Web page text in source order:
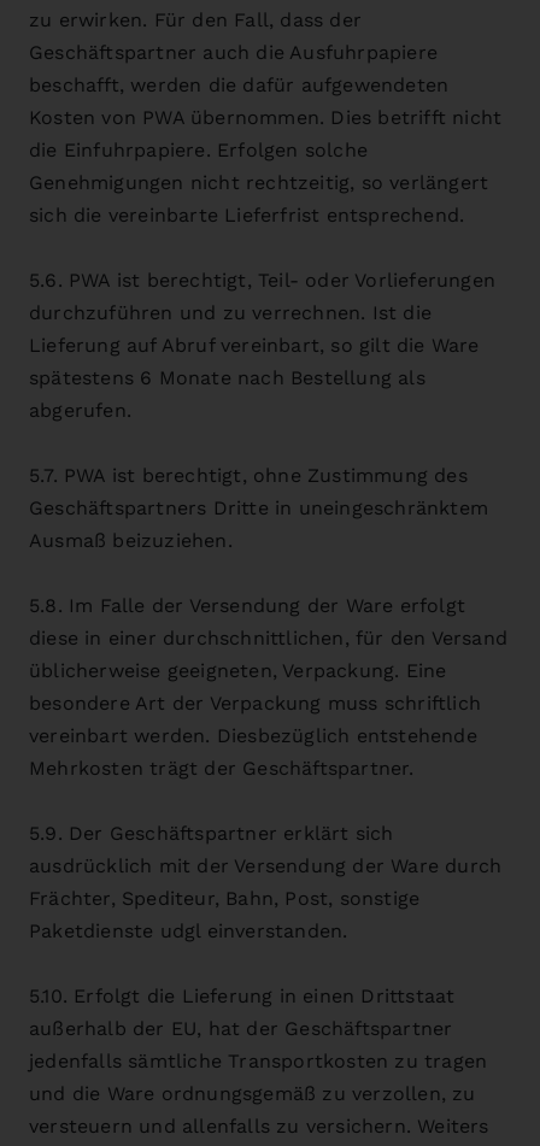
zu erwirken. Für den Fall, dass der
Geschäftspartner auch die Ausfuhrpapiere
beschafft, werden die dafür aufgewendeten
Kosten von PWA übernommen. Dies betrifft nicht
die Einfuhrpapiere. Erfolgen solche
Genehmigungen nicht rechtzeitig, so verlängert
sich die vereinbarte Lieferfrist entsprechend.
5.6. PWA ist berechtigt, Teil- oder Vorlieferungen
durchzuführen und zu verrechnen. Ist die
Lieferung auf Abruf vereinbart, so gilt die Ware
spätestens 6 Monate nach Bestellung als
abgerufen.
5.7. PWA ist berechtigt, ohne Zustimmung des
Geschäftspartners Dritte in uneingeschränktem
Ausmaß beizuziehen.
5.8. Im Falle der Versendung der Ware erfolgt
diese in einer durchschnittlichen, für den Versand
üblicherweise geeigneten, Verpackung. Eine
besondere Art der Verpackung muss schriftlich
vereinbart werden. Diesbezüglich entstehende
Mehrkosten trägt der Geschäftspartner.
5.9. Der Geschäftspartner erklärt sich
ausdrücklich mit der Versendung der Ware durch
Frächter, Spediteur, Bahn, Post, sonstige
Paketdienste udgl einverstanden.
5.10. Erfolgt die Lieferung in einen Drittstaat
außerhalb der EU, hat der Geschäftspartner
jedenfalls sämtliche Transportkosten zu tragen
und die Ware ordnungsgemäß zu verzollen, zu
versteuern und allenfalls zu versichern. Weiters